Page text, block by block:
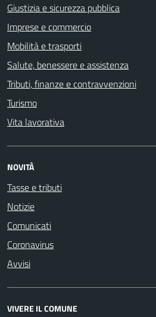
Giustizia e sicurezza pubblica
Imprese e commercio
Mobilità e trasporti
Salute, benessere e assistenza
Tributi, finanze e contravvenzioni
Turismo
Vita lavorativa
NOVITÀ
Tasse e tributi
Notizie
Comunicati
Coronavirus
Avvisi
VIVERE IL COMUNE